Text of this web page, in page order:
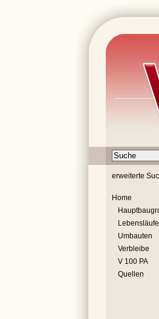
erweiterte
Home
Lebensläufe
Umbauten
Verbleibe
V 100 PA
Quellen